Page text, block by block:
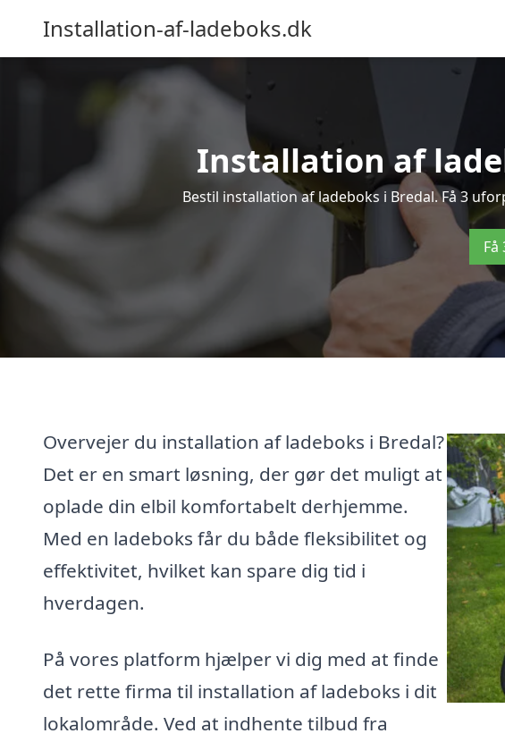
Installation-af-ladeboks.dk
Installation af
Bestil installation af ladeboks i Bredal. Få 3
Overvejer du installation af ladeboks i Bredal?
Det er en smart løsning, der gør det muligt at
oplade din elbil komfortabelt derhjemme.
Med en ladeboks får du både fleksibilitet og
effektivitet, hvilket kan spare dig tid i
hverdagen.
På vores platform hjælper vi dig med at finde
det rette firma til installation af ladeboks i dit
lokalområde. Ved at indhente tilbud fra